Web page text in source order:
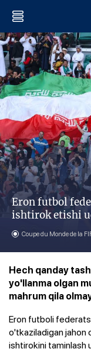
Eron futbol
ishtirok etishi
Coupe du Monde de la
Hech qanday
yo'llanma olgan
mahrum qila
Eron futboli
o'tkaziladigan jahon
ishtirokini taminlash